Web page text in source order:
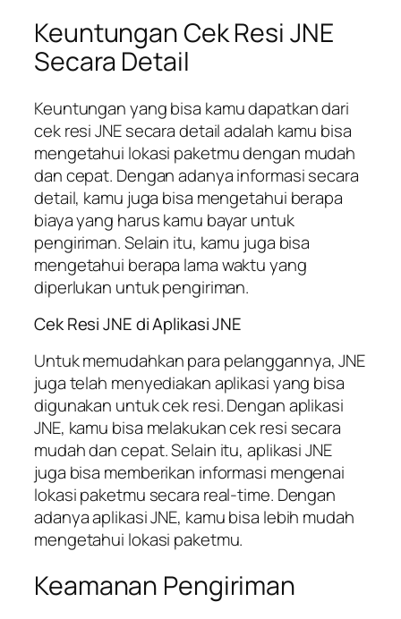
Keuntungan Cek Resi JNE
Secara Detail
Keuntungan yang bisa kamu dapatkan dari
cek resi JNE secara detail adalah kamu bisa
mengetahui lokasi paketmu dengan mudah
dan cepat. Dengan adanya informasi secara
detail, kamu juga bisa mengetahui berapa
biaya yang harus kamu bayar untuk
pengiriman. Selain itu, kamu juga bisa
mengetahui berapa lama waktu yang
diperlukan untuk pengiriman.
Cek Resi JNE di Aplikasi JNE
Untuk memudahkan para pelanggannya, JNE
juga telah menyediakan aplikasi yang bisa
digunakan untuk cek resi. Dengan aplikasi
JNE, kamu bisa melakukan cek resi secara
mudah dan cepat. Selain itu, aplikasi JNE
juga bisa memberikan informasi mengenai
lokasi paketmu secara real-time. Dengan
adanya aplikasi JNE, kamu bisa lebih mudah
mengetahui lokasi paketmu.
Keamanan Pengiriman